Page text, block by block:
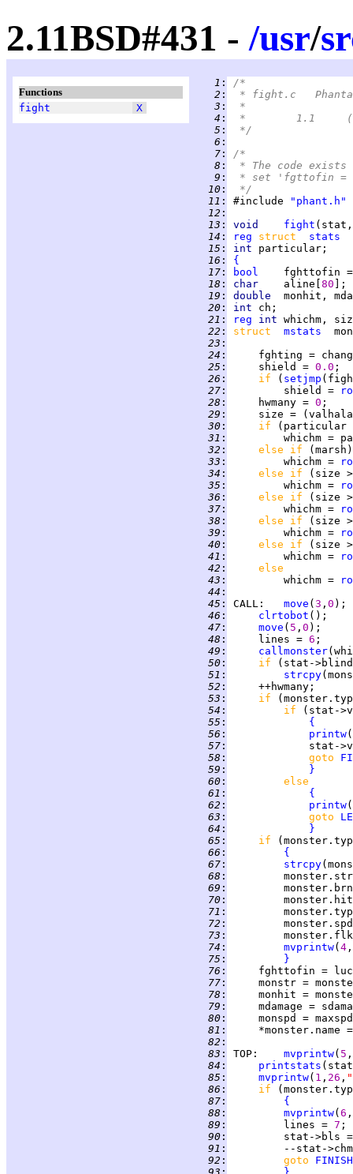
2.11BSD#431 -/usr/
Functions
fight
X
   1
:
/*
   2
:
* fight.c
   3
:
*
   4
:
   5
:
*/
   6
:
   7
:
/*
   8
:
* The code
   9
:
  10
:
*/
  11
: #include
"phant.h"
  12
:
  13
: void fight
  14
: reg struct stats
  15
: int
  16
:
{
  17
: bool
fghttofin
  18
: char aline[ 80
  19
:
double
  20
: int
  21
: reg
int
  22
: struct mstats
  23
:
  24
:
fghting =
  25
:
     shield =
0.0
  26
: if ( setjmp
  27
:
         shield =
  28
:
     hwmany =
0
  29
:
size =
  30
: if
(particular
  31
:
  32
:
else if
  33
:
         whichm =
  34
: else if
(size
  35
:
         whichm =
  36
: else if
(size
  37
:
         whichm =
  38
: else if
(size
  39
:
         whichm =
  40
: else if
(size
  41
:
         whichm =
  42
:
else
  43
:
         whichm =
  44
:
  45
: CALL : move ( 3 , 0
  46
: clrtobot
  47
: move ( 5 , 0
  48
:
     lines =
6
  49
:
callmonster
  50
:
if
  51
: strcpy
  52
:
  53
: if
  54
:
if
  55
:
{
  56
: printw(
  57
:
stat-
  58
: goto
  59
:
}
  60
:
else
  61
:
{
  62
: printw(
  63
: goto
  64
:
}
  65
: if
  66
:
{
  67
: strcpy
  68
:
  69
:
  70
:
  71
:
  72
:
  73
:
  74
: mvprintw( 4 ,
  75
:
}
  76
:
fghttofin =
  77
:
  78
:
  79
:
mdamage =
  80
:
  81
:
*monster.name
  82
:
  83
: TOP : mvprintw( 5 ,
  84
:
printstats
  85
: mvprintw( 1 , 26 ,
  86
: if
  87
:
{
  88
: mvprintw( 6 ,
  89
:
         lines =
7
  90
:
stat->bls
  91
:
  92
: goto FINISH